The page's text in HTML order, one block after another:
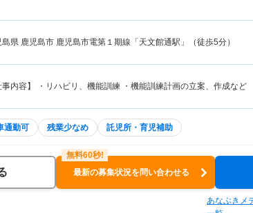
島県 鹿児島市 鹿児島市電第１期線「天文館通駅」（徒歩5分）
事内容】 ・リハビリ、機能訓練 ・機能訓練計画の立案、作成など
通勤可 残業少なめ 託児所・育児補助
最新の募集状況を問い合わせる
あなぶきメ